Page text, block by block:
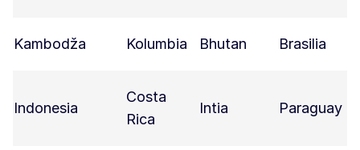
Kambodža Kolumbia Bhutan Brasilia
Indonesia
Costa
Rica
Intia Paraguay